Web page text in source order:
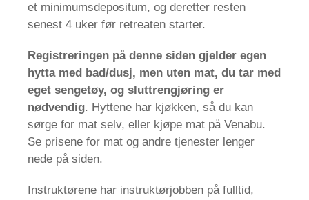
et minimumsdepositum, og deretter resten
senest 4 uker før retreaten starter.
Registreringen på denne siden gjelder egen
hytta med bad/dusj, men uten mat, du tar med
eget sengetøy, og sluttrengjøring er
nødvendig. Hyttene har kjøkken, så du kan
sørge for mat selv, eller kjøpe mat på Venabu.
Se prisene for mat og andre tjenester lenger
nede på siden.
Instruktørene har instruktørjobben på fulltid,